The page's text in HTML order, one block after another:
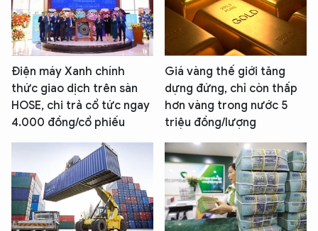
Điện máy Xanh chính
thức giao dịch trên sàn
HOSE, chi trả cổ tức ngay
4.000 đồng/cổ phiếu
Giá vàng thế giới tăng
dựng đứng, chỉ còn thấp
hơn vàng trong nước 5
triệu đồng/lượng